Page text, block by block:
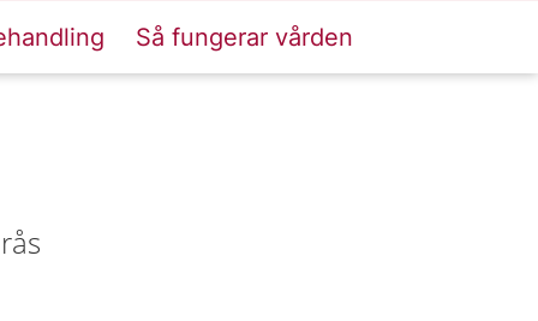
Så fungerar vården